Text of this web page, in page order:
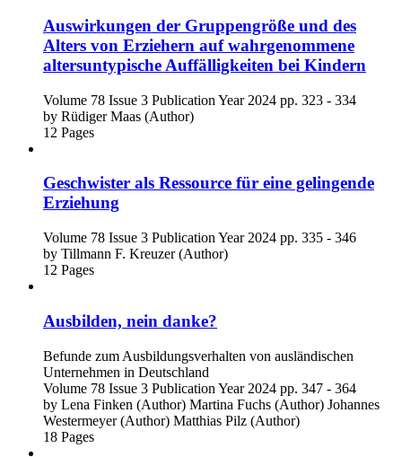
Auswirkungen der Gruppengröße und des
Alters von Erziehern auf wahrgenommene
altersuntypische Auffälligkeiten bei Kindern
Volume 78 Issue 3 Publication Year 2024 pp. 323 - 334
by Rüdiger Maas (Author)
12 Pages
Geschwister als Ressource für eine gelingende
Erziehung
Volume 78 Issue 3 Publication Year 2024 pp. 335 - 346
by Tillmann F. Kreuzer (Author)
12 Pages
Ausbilden, nein danke?
Befunde zum Ausbildungsverhalten von ausländischen
Unternehmen in Deutschland
Volume 78 Issue 3 Publication Year 2024 pp. 347 - 364
by Lena Finken (Author) Martina Fuchs (Author) Johannes
Westermeyer (Author) Matthias Pilz (Author)
18 Pages